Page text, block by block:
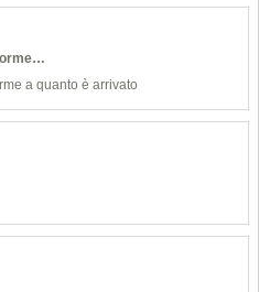
a quanto è arrivato